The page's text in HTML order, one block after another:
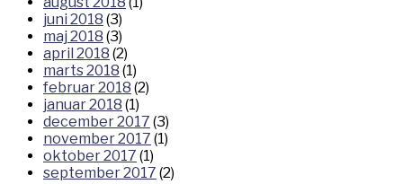
juni 2018 (3)
maj 2018 (3)
april 2018 (2)
marts 2018 (1)
februar 2018 (2)
januar 2018 (1)
december 2017 (3)
november 2017 (1)
oktober 2017 (1)
september 2017 (2)